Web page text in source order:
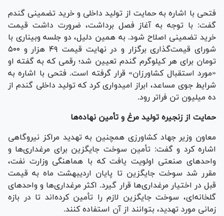
فتحی با اشاره به حمایت از تولید داخلی و خرید تضمینی گندم
گفت: با توجه به آغاز فصل برداشت، ضرورت داشت قیمت
خرید تضمینی اصلاح شود. به همین دلیل، دو جلسه وبیناری با
شورای قیمت‌گذاری برگزار و در نهایت قیمت ۴۹ هزار و ۵۰۰
تومان برای هر کیلوگرم گندم تعیین شد؛ رقمی که به گفته او
«مورد استقبال کشاورزان» قرار گرفته است. فتحی با اشاره به
شرایط جوی مساعد، ابراز امیدواری کرد که تولید داخلی گندم از
ده میلیون تن فراتر رود.
حمایت از زنجیره تولید مرغ و تأمین نهاده‌ها
معاون وزیر جهاد کشاورزی همچنین به تهدید مراکز نیروگاهی
اشاره کرد و گفت: تأمین سوخت جایگزین برای مرغداری‌ها و
واحد‌های صنعتی اولویت یافت که با هماهنگی وزارت نفت،
مقرر شد سوخت جایگزین تا پایان اردیبهشت ماه به قیمت
قبل در اختیار مرغداری‌ها قرار گیرد. اکثر مرغداری‌ها و واحد‌های
گلخانه‌ای، سوخت جایگزین لازم را تأمین کرده‌اند تا در بازه
زمانی مورد تهدید، بتوانند از آن استفاده کنند.